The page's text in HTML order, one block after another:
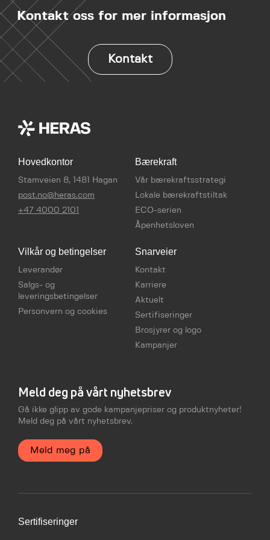
Kontakt oss for mer informasjon
Kontakt
Hovedkontor
Stamveien 8, 1481 Hagan
post.no@heras.com
+47 4000 2101
Bærekraft
Vår bærekraftsstrategi
Lokale bærekraftstiltak
ECO-serien
Åpenhetsloven
Vilkår og betingelser
Leverandør
Salgs- og
leveringsbetingelser
Personvern og cookies
Snarveier
Kontakt
Karriere
Aktuelt
Sertifiseringer
Brosjyrer og logo
Kampanjer
Meld deg på vårt nyhetsbrev
Gå ikke glipp av gode kampanjepriser og produktnyheter!
Meld deg på vårt nyhetsbrev.
Meld meg på
Sertifiseringer